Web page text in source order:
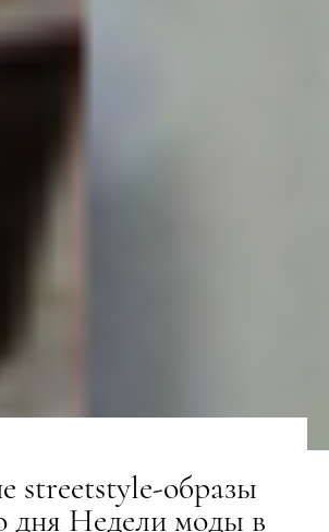
streetstyle-образы
дня Недели моды в